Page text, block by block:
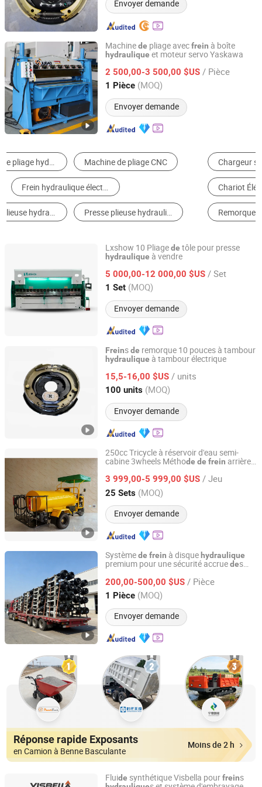
Envoyer demande
Machinede pliage avecfrein à boîte
hydraulique et moteur servo Yaskawa
2 500,00-3 500,00 $US / Pièce
1 Pièce (MOQ)
Envoyer demande
JUGAO CNC MACHINE JIANGSU CO LTD
Jiangsu, China Depuis 2022
Chargeur sur Pneus
Chariot Élévateur Machine à Cintrer
Remorque de Camion Tracteur
Lxshow 10 Pliagede tôle pour presse
hydraulique à vendre
5 000,00-12 000,00 $US / Set
1 Set (MOQ)
Envoyer demande
Jinan Lingxiu Laser Equipment Co., Ltd.
Shandong, China Depuis 2019
Freinsde remorque 10 pouces à tambour
hydraulique à tambour électrique
15,5-16,00 $US / units
100 units (MOQ)
Envoyer demande
Xiamen Lahoo Auto Parts Co., Ltd.
Fujian, China Depuis 2025
250cc Tricycle à réservoir d'eau semi-
cabine 3wheels Méthode de frein arrière
carrosserie bleue
3 999,00-5 999,00 $US / Jeu
25 Sets (MOQ)
Envoyer demande
Chongqing Dunya Industrial Co., Ltd.
Chongqing, China Depuis 2023
Systèmede frein à disque hydraulique
premium pour une sécurité accruedes
200,00-500,00 $US / Pièce
1 Pièce (MOQ)
Envoyer demande
Zhucheng Yihe Axles Co., Ltd
Shandong, China Depuis 2026
Réponse rapide Exposants
en Camion à Benne Basculante
Moins de 2 h
Fluide synthétique Visbella pourfreins